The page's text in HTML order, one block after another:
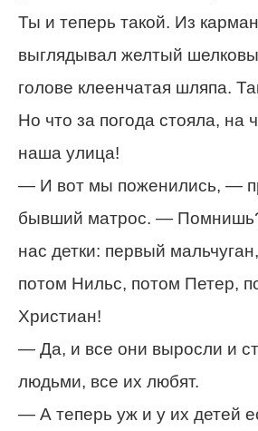
Ты и теперь такой. Из
выглядывал желтый
голове клеенчатая шляпа.
Но что за погода стояла, на
наша улица!
— И вот мы поженились, —
бывший матрос. —
нас детки: первый
потом Нильс, потом Петер,
Христиан!
— Да, и все они выросли и
людьми, все их любят.
— А теперь уж и у их детей